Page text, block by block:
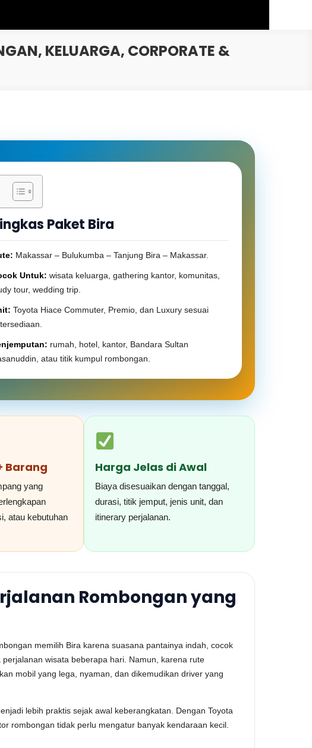
KELUARGA, CORPORATE &
Paket Bira
Makassar – Bulukumba – Tanjung Bira – Makassar.
Untuk: wisata keluarga, gathering kantor, komunitas,
tour, wedding trip.
Toyota Hiace Commuter, Premio, dan Luxury sesuai
rumah, hotel, kantor, Bandara Sultan
atau titik kumpul rombongan.
Barang
yang
atau kebutuhan
Harga Jelas di Awal
Biaya disesuaikan dengan tanggal,
durasi, titik jemput, jenis unit, dan
itinerary perjalanan.
Rombongan yang
memilih Bira karena suasana pantainya indah, cocok
wisata beberapa hari. Namun, karena rute
mobil yang lega, nyaman, dan dikemudikan driver yang
lebih praktis sejak awal keberangkatan. Dengan Toyota
rombongan tidak perlu mengatur banyak kendaraan kecil.